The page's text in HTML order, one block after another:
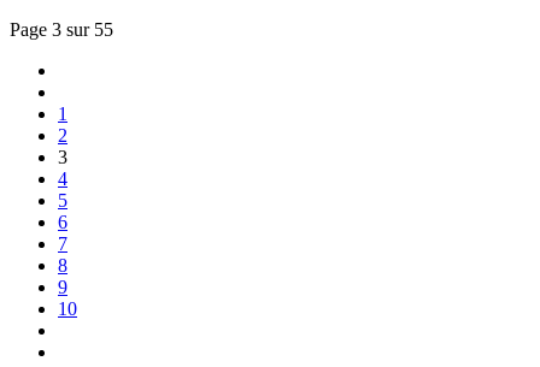
Page 3 sur 55
1
2
3
4
5
6
7
8
9
10